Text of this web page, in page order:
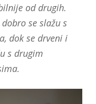
od drugih.
se slažu s
dok se drveni i
s drugim